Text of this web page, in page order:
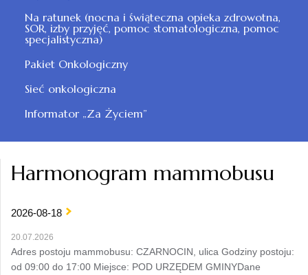
Na ratunek (nocna i świąteczna opieka zdrowotna,
SOR, izby przyjęć, pomoc stomatologiczna, pomoc
specjalistyczna)
Pakiet Onkologiczny
Sieć onkologiczna
Informator „Za Życiem”
Harmonogram mammobusu
2026-08-18
20.07.2026
Adres postoju mammobusu: CZARNOCIN, ulica Godziny postoju:
od 09:00 do 17:00 Miejsce: POD URZĘDEM GMINYDane